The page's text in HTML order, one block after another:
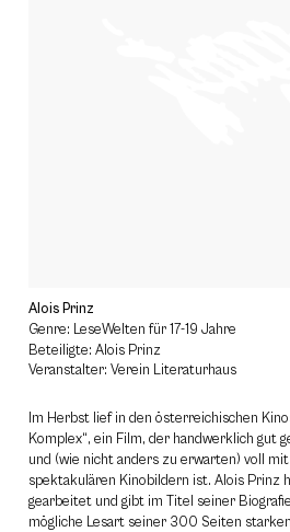
Alois Prinz
Genre: LeseWelten für 17-19 Jahre
Beteiligte: Alois Prinz
Veranstalter: Verein Literaturhaus
Im Herbst lief in den österreichischen
Komplex“, ein Film, der handwerklich gut
und (wie nicht anders zu erwarten) voll
spektakulären Kinobildern ist. Alois Prinz
gearbeitet und gibt im Titel seiner
mögliche Lesart seiner 300 Seiten